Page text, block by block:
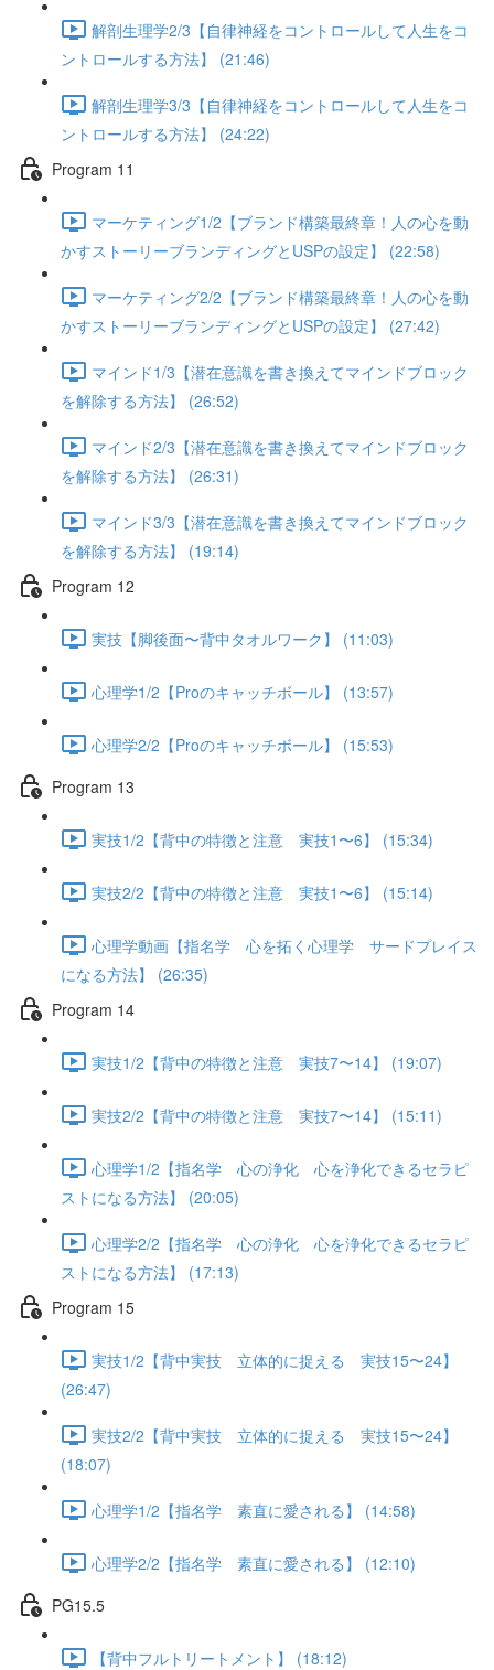
解剖生理学2/3【自律神経をコントロールして人生をコ
ントロールする方法】 (21:46)
解剖生理学3/3【自律神経をコントロールして人生をコ
ントロールする方法】 (24:22)
Program 11
マーケティング1/2【ブランド構築最終章！人の心を動
かすストーリーブランディングとUSPの設定】 (22:58)
マーケティング2/2【ブランド構築最終章！人の心を動
かすストーリーブランディングとUSPの設定】 (27:42)
マインド1/3【潜在意識を書き換えてマインドブロック
を解除する方法】 (26:52)
マインド2/3【潜在意識を書き換えてマインドブロック
を解除する方法】 (26:31)
マインド3/3【潜在意識を書き換えてマインドブロック
を解除する方法】 (19:14)
Program 12
実技【脚後面〜背中タオルワーク】 (11:03)
心理学1/2【Proのキャッチボール】 (13:57)
心理学2/2【Proのキャッチボール】 (15:53)
Program 13
実技1/2【背中の特徴と注意 実技1〜6】 (15:34)
実技2/2【背中の特徴と注意 実技1〜6】 (15:14)
心理学動画【指名学 心を拓く心理学 サードプレイス
になる方法】 (26:35)
Program 14
実技1/2【背中の特徴と注意 実技7〜14】 (19:07)
実技2/2【背中の特徴と注意 実技7〜14】 (15:11)
心理学1/2【指名学 心の浄化 心を浄化できるセラピ
ストになる方法】 (20:05)
心理学2/2【指名学 心の浄化 心を浄化できるセラピ
ストになる方法】 (17:13)
Program 15
実技1/2【背中実技 立体的に捉える 実技15〜24】
(26:47)
実技2/2【背中実技 立体的に捉える 実技15〜24】
(18:07)
心理学1/2【指名学 素直に愛される】 (14:58)
心理学2/2【指名学 素直に愛される】 (12:10)
PG15.5
【背中フルトリートメント】 (18:12)